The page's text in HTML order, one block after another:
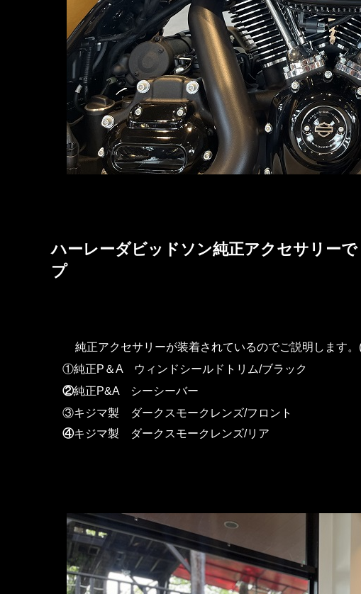
ハーレーダビッドソン純正アクセサリー
純正アクセサリーが装着されているのでご説明します。
①純正P＆A ウィンドシールドトリム/ブラック
②純正P&A シーシーバー
③キジマ製 ダークスモークレンズ/フロント
④キジマ製 ダークスモークレンズ/リア